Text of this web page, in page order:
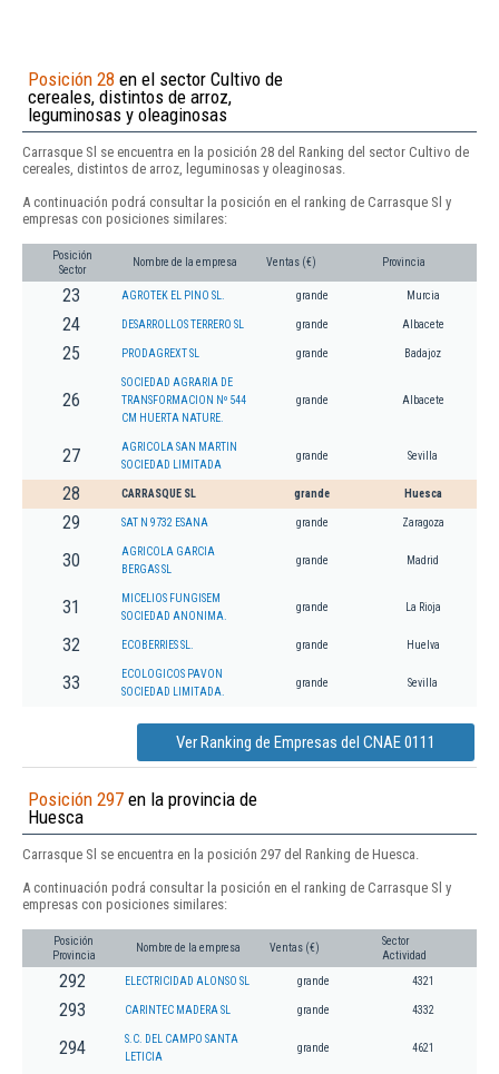
Posición 28 en el sector Cultivo de
cereales, distintos de arroz,
leguminosas y oleaginosas
Carrasque Sl se encuentra en la posición 28 del Ranking del sector Cultivo de
cereales, distintos de arroz, leguminosas y oleaginosas.
A continuación podrá consultar la posición en el ranking de Carrasque Sl y
empresas con posiciones similares:
Posición
Sector
Nombre de la empresa Ventas (€) Provincia
23 AGROTEK EL PINO SL. grande Murcia
24 DESARROLLOS TERRERO SL grande Albacete
25 PRODAGREXT SL grande Badajoz
26
SOCIEDAD AGRARIA DE
TRANSFORMACION Nº 544
CM HUERTA NATURE.
grande Albacete
27
AGRICOLA SAN MARTIN
SOCIEDAD LIMITADA
grande Sevilla
28 CARRASQUE SL grande Huesca
29 SAT N 9732 ESANA grande Zaragoza
30
AGRICOLA GARCIA
BERGAS SL
grande Madrid
31
MICELIOS FUNGISEM
SOCIEDAD ANONIMA.
grande La Rioja
32 ECOBERRIES SL. grande Huelva
33
ECOLOGICOS PAVON
SOCIEDAD LIMITADA.
grande Sevilla
Ver Ranking de Empresas del CNAE 0111
Posición 297 en la provincia de
Huesca
Carrasque Sl se encuentra en la posición 297 del Ranking de Huesca.
A continuación podrá consultar la posición en el ranking de Carrasque Sl y
empresas con posiciones similares:
Posición
Provincia
Nombre de la empresa Ventas (€)
Sector
Actividad
292 ELECTRICIDAD ALONSO SL grande 4321
293 CARINTEC MADERA SL grande 4332
294
S.C. DEL CAMPO SANTA
LETICIA
grande 4621